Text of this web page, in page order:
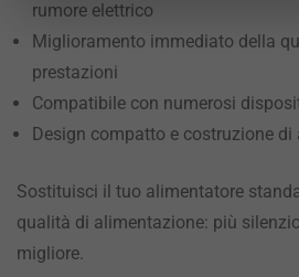
rumore elettrico
Miglioramento immediato della
prestazioni
Compatibile con numerosi
Design compatto e costruzione
Sostituisci il tuo alimentatore
qualità di alimentazione: più
migliore.